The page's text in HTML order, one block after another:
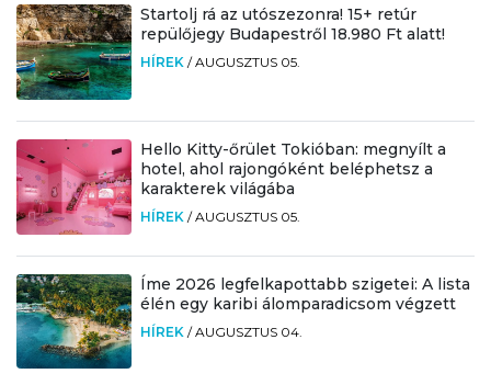
Startolj rá az utószezonra! 15+ retúr
repülőjegy Budapestről 18.980 Ft alatt!
HÍREK /AUGUSZTUS 05.
Hello Kitty-őrület Tokióban: megnyílt a
hotel, ahol rajongóként beléphetsz a
karakterek világába
HÍREK /AUGUSZTUS 05.
Íme 2026 legfelkapottabb szigetei: A lista
élén egy karibi álomparadicsom végzett
HÍREK /AUGUSZTUS 04.